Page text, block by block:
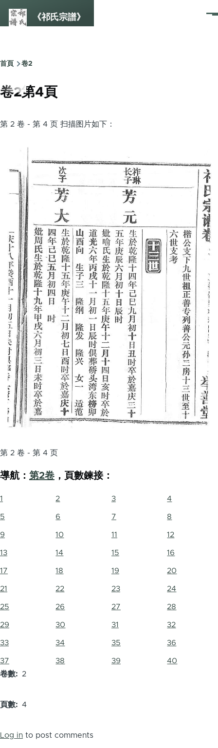
《祁氏宗譜》
選
Breadcrumb
首頁 卷2
卷2第4頁
第 2 卷 - 第 4 页 扫描图片如下：
第 2 卷 - 第 4 页
導航： 第2卷 ，頁數鍊接：
1 2 3 4
5 6 7 8
9 10 11 12
13 14 15 16
17 18 19 20
21 22 23 24
25 26 27 28
29 30 31 32
33 34 35 36
37 38 39
40
卷數
2
頁數 4
Log in to post comments